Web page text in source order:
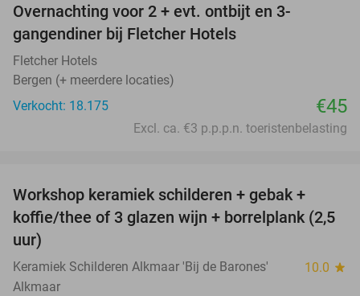
Overnachting voor 2 + evt. ontbijt en 3-
gangendiner bij Fletcher Hotels
Fletcher Hotels
Bergen (+ meerdere locaties)
Verkocht: 18.175
€45
Excl. ca. €3 p.p.p.n. toeristenbelasting
Workshop keramiek schilderen + gebak +
koffie/thee of 3 glazen wijn + borrelplank (2,5
uur)
Keramiek Schilderen Alkmaar 'Bij de Barones' 10.0 star
Alkmaar